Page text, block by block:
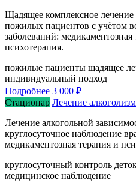
Щадящее комплексное лечение
пожилых пациентов с учётом
заболеваний:
психотерапия.
пожилые пациенты щадящее
индивидуальный подход
Подробнее 3 000 ₽
Стационар Лечение
Лечение алкогольной
круглосуточное наблюдение
медикаментозная терапия и
круглосуточный контроль
медицинское наблюдение